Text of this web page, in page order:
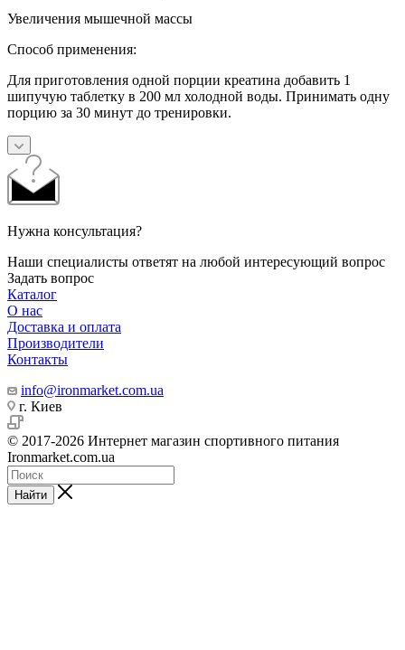
Увеличения мышечной массы
Способ применения:
Для приготовления одной порции креатина добавить 1
шипучую таблетку в 200 мл холодной воды. Принимать одну
порцию за 30 минут до тренировки.
Нужна консультация?
Наши специалисты ответят на любой интересующий вопрос
Задать вопрос
Каталог
О нас
Доставка и оплата
Производители
Контакты
info@ironmarket.com.ua
г. Киев
© 2017-2026 Интернет магазин спортивного питания
Ironmarket.com.ua
Найти